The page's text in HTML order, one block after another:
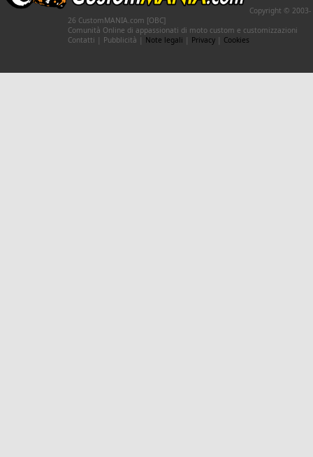
Copyright © 2003-
26 CustomMANIA.com [OBC]
Comunità Online di appassionati di moto custom e customizzazioni
Contatti | Pubblicità | Note legali | Privacy | Cookies